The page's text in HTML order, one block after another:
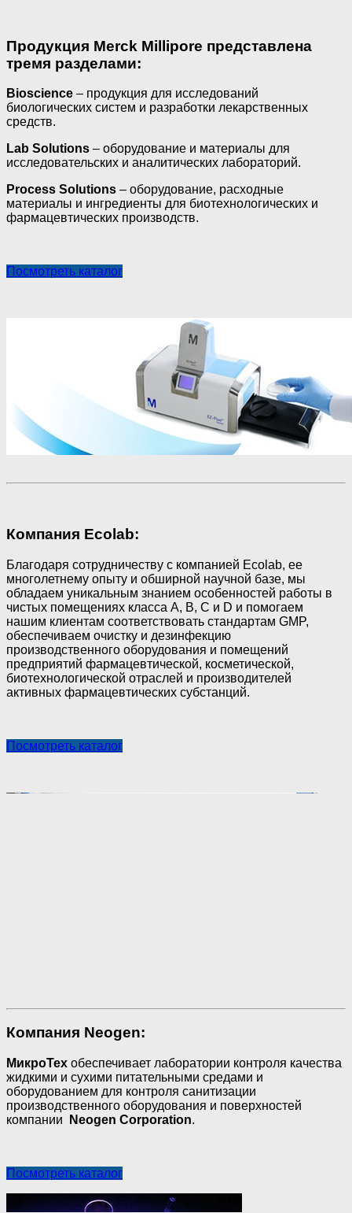
Продукция Merck Millipore представлена
тремя разделами:
Bioscience – продукция для исследований
биологических систем и разработки лекарственных
средств.
Lab Solutions – оборудование и материалы для
исследовательских и аналитических лабораторий.
Process Solutions – оборудование, расходные
материалы и ингредиенты для биотехнологических и
фармацевтических производств.
Посмотреть каталог
Компания Ecolab:
Благодаря сотрудничеству с компанией Ecolab, ее
многолетнему опыту и обширной научной базе, мы
обладаем уникальным знанием особенностей работы в
чистых помещениях класса A, B, C и D и помогаем
нашим клиентам соответствовать стандартам GMP,
обеспечиваем очистку и дезинфекцию
производственного оборудования и помещений
предприятий фармацевтической, косметической,
биотехнологической отраслей и производителей
активных фармацевтических субстанций.
Посмотреть каталог
Компания Neogen:
МикроТех обеспечивает лаборатории контроля качества
жидкими и сухими питательными средами и
оборудованием для контроля санитизации
производственного оборудования и поверхностей
компании
Neogen Corporation.
Посмотреть каталог